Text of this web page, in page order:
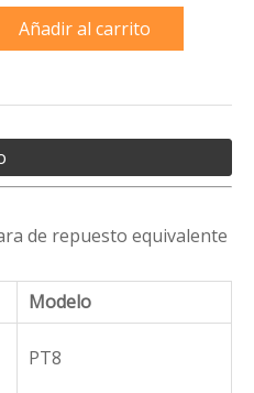
Añadir al carrito
de repuesto equivalente
Modelo
PT8